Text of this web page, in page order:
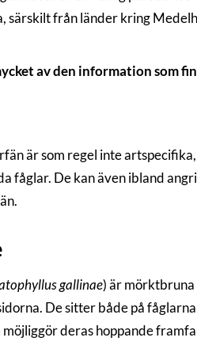
särskilt från länder kring
av den information som
är som regel inte
fåglar. De kan även ibland
gallinae) är mörktbruna
De sitter både på
deras hoppande